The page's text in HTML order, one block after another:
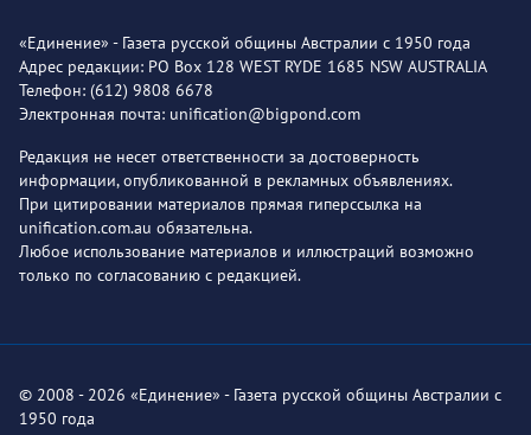
«Единение» - Газета русской общины Австралии с 1950 года
Адрес редакции: PO Box 128 WEST RYDE 1685 NSW AUSTRALIA
Телефон: (612) 9808 6678
Электронная почта: unification@bigpond.com
Редакция не несет ответственности за достоверность
информации, опубликованной в рекламных объявлениях.
При цитировании материалов прямая гиперссылка на
unification.com.au обязательна.
Любое использование материалов и иллюстраций возможно
только по согласованию с редакцией.
© 2008 - 2026 «Единение» - Газета русской общины Австралии с
1950 года